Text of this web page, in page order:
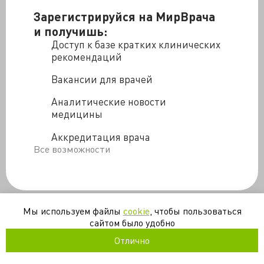
Зарегистрируйся на МирВрача
и получишь:
Доступ к базе кратких клинических
рекомендаций
Вакансии для врачей
Аналитические новости
медицины
Аккредитация врача
Все возможности
Мы используем файлы cookie , чтобы пользоваться
сайтом было удобно
Отлично
/blogs/